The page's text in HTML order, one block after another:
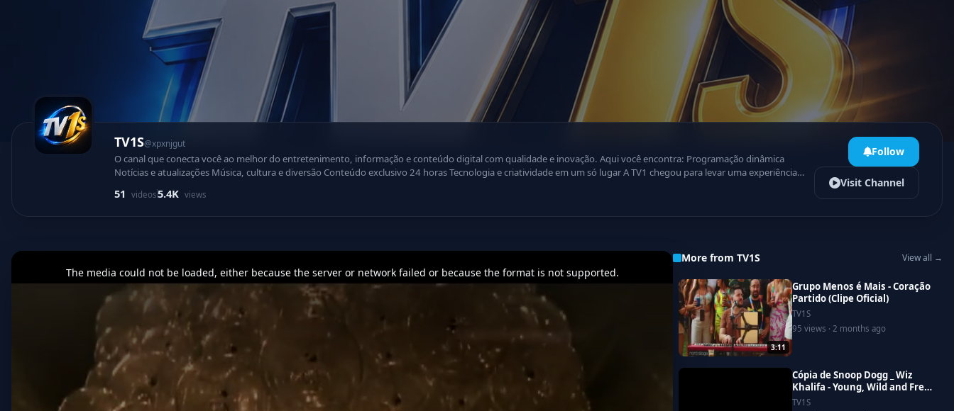
TV1S@xpxnjgut
O canal que conecta você ao melhor do entretenimento, informação e conteúdo digital com qualidade e inovação. Aqui você encontra: Programação dinâmica
Notícias e atualizações Música, cultura e diversão Conteúdo exclusivo 24 horas Tecnologia e criatividade em um só lugar A TV1 chegou para levar uma experiência
primeira mão
51 videos5.4K views
Follow
Visit Channel
This
is
window.
The media could not be loaded, either because the server or network failed or because the format is not supported.
More from TV1S View all →
3:11
Grupo Menos é Mais - Coração
Partido (Clipe Oficial)
TV1S
95 views · 2 months ago
Cópia de Snoop Dogg _ Wiz
Khalifa - Young, Wild and Free
ft. Bruno Mars [Official Video]
TV1S